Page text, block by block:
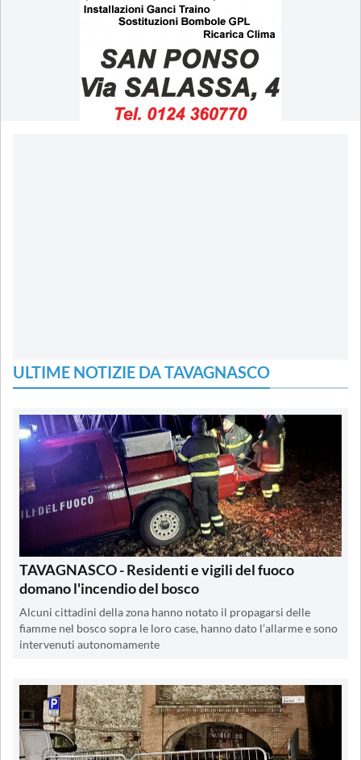
ULTIME NOTIZIE DA TAVAGNASCO
TAVAGNASCO - Residenti e vigili del fuoco
domano l'incendio del bosco
Alcuni cittadini della zona hanno notato il propagarsi delle
fiamme nel bosco sopra le loro case, hanno dato l’allarme e sono
intervenuti autonomamente